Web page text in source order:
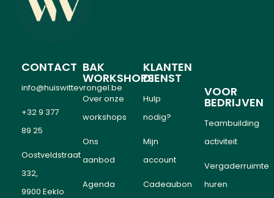
CONTACT
info@huiswittevrongel.be
+32 9 377
89 25
Oostveldstraat
332,
9900 Eeklo
BAK
WORKSHOPS
Over onze
workshops
Ons
aanbod
Agenda
KLANTEN
DIENST
Hulp
nodig?
Mijn
account
Cadeaubon
VOOR
BEDRIJVEN
Teambuilding
activiteit
Vergaderruimte
huren